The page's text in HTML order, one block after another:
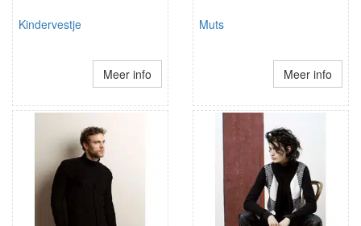
Kindervestje
Meer info
Muts
Meer info